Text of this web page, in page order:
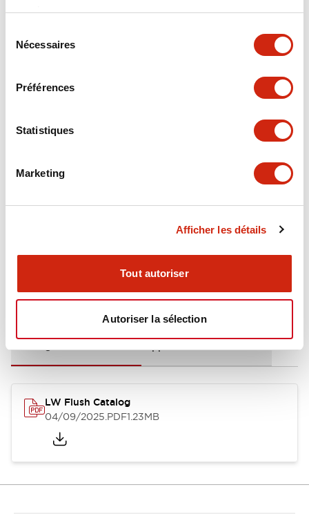
services.
Nécessaires
Préférences
Statistiques
Marketing
Afficher les détails
Tout autoriser
Autoriser la sélection
Aesthetic Specifications
Electrical Specifications (rated illuminated
Mechanical Specifications
Documents et fichiers
LW Flush Catalog
04/09/2025.PDF1.23MB